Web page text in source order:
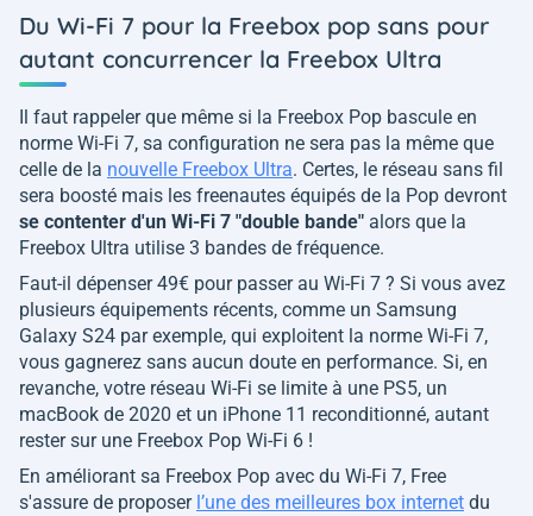
Du Wi-Fi 7 pour la Freebox pop sans pour
autant concurrencer la Freebox Ultra
Il faut rappeler que même si la Freebox Pop bascule en
norme Wi-Fi 7, sa configuration ne sera pas la même que
celle de la nouvelle Freebox Ultra. Certes, le réseau sans fil
sera boosté mais les freenautes équipés de la Pop devront
se contenter d'un Wi-Fi 7 "double bande" alors que la
Freebox Ultra utilise 3 bandes de fréquence.
Faut-il dépenser 49€ pour passer au Wi-Fi 7 ? Si vous avez
plusieurs équipements récents, comme un Samsung
Galaxy S24 par exemple, qui exploitent la norme Wi-Fi 7,
vous gagnerez sans aucun doute en performance. Si, en
revanche, votre réseau Wi-Fi se limite à une PS5, un
macBook de 2020 et un iPhone 11 reconditionné, autant
rester sur une Freebox Pop Wi-Fi 6 !
En améliorant sa Freebox Pop avec du Wi-Fi 7, Free
s'assure de proposer l’une des meilleures box internet du